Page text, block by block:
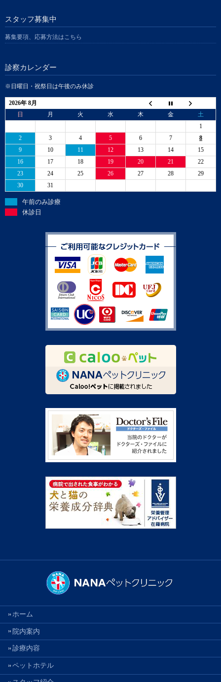
スタッフ募集中
募集要項、応募方法はこちら
診察カレンダー
※日曜日・祝祭日は午後のみ休診
2026年 8月
日
月 火 水 木 金
土
1
2
3 4 5 6 7
8
9
10 11 12 13 14
15
16
17 18 19 20 21
22
23
24 25 26 27 28
29
30
31
午前のみ診療
休診日
ホーム
院内案内
診療内容
ペットホテル